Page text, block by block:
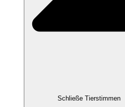
Schließe Tierstimmen